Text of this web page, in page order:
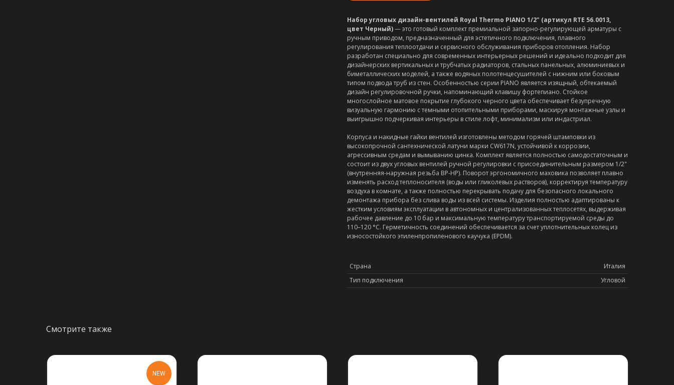
Набор угловых дизайн-вентилей Royal Thermo PIANO 1/2" (артикул RTE 56.0013,
цвет Черный)— это готовый комплект премиальной запорно-регулирующей арматуры с
ручным приводом, предназначенный для эстетичного подключения, плавного
регулирования теплоотдачи и сервисного обслуживания приборов отопления. Набор
разработан специально для современных интерьерных решений и идеально подходит для
дизайнерских вертикальных и трубчатых радиаторов, стальных панельных, алюминиевых и
биметаллических моделей, а также водяных полотенцесушителей с нижним или боковым
типом подвода труб из стен. Особенностью серии PIANO является изящный, обтекаемый
дизайн регулировочной ручки, напоминающий клавишу фортепиано. Стойкое
многослойное матовое покрытие глубокого черного цвета обеспечивает безупречную
визуальную гармонию с темными отопительными приборами, маскируя монтажные узлы и
выигрышно подчеркивая интерьеры в стиле лофт, минимализм или индастриал.
Корпуса и накидные гайки вентилей изготовлены методом горячей штамповки из
высокопрочной сантехнической латуни марки CW617N, устойчивой к коррозии,
агрессивным средам и вымыванию цинка. Комплект является полностью самодостаточным и
состоит из двух угловых вентилей ручной регулировки с присоединительным размером 1/2"
(внутренняя-наружная резьба ВР-НР). Поворот эргономичного маховика позволяет плавно
изменять расход теплоносителя (воды или гликолевых растворов), корректируя температуру
воздуха в комнате, а также полностью перекрывать подачу для безопасного локального
демонтажа прибора без слива воды из всей системы. Изделия полностью адаптированы к
жестким условиям эксплуатации в автономных и централизованных теплосетях, выдерживая
рабочее давление до 10 бар и максимальную температуру транспортируемой среды до
110–120 °C. Герметичность соединений обеспечивается за счет уплотнительных колец из
износостойкого этиленпропиленового каучука (EPDM).
Страна
Италия
Тип подключения
Угловой
Смотрите также
NEW